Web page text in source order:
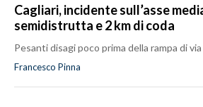
Cagliari, incidente sull’asse
semidistrutta e 2 km di coda
Pesanti disagi poco prima della rampa di
Francesco Pinna